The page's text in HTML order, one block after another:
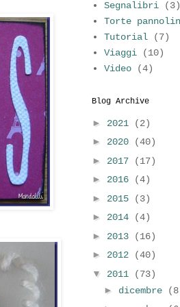
Segnalibri
(3)
Torte
Tutorial
(7)
Viaggi
(10)
Video
(4)
Blog Archive
► 2021
(2)
► 2020
(40)
► 2017
(17)
► 2016
(4)
► 2015
(3)
► 2014
(4)
► 2013
(16)
► 2012
(40)
▼ 2011
(73)
► dicembre